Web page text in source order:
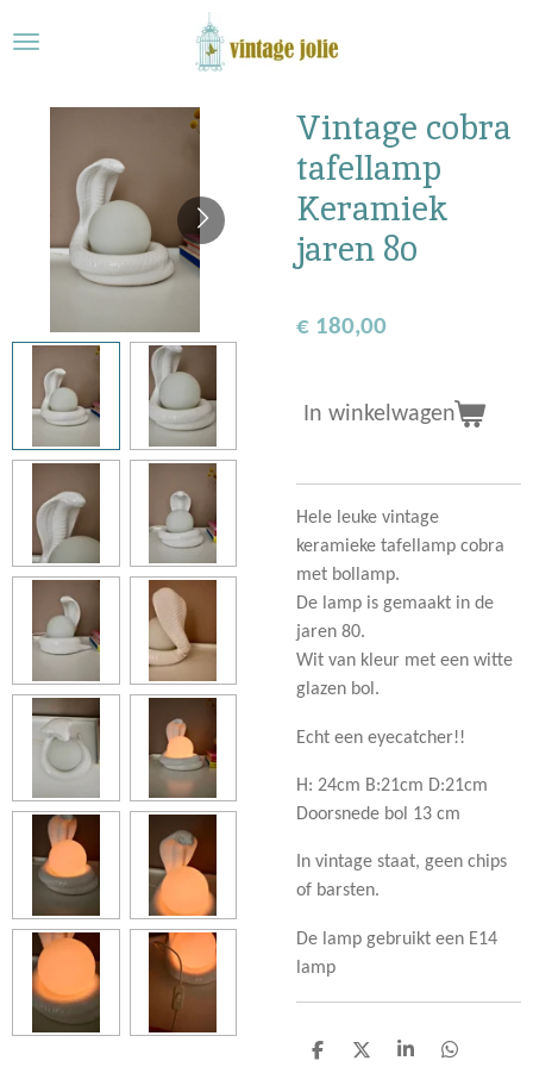
direct
Vintage cobra
tafellamp
Keramiek
jaren 80
€ 180,00
In winkelwagen
Hele leuke vintage
keramieke tafellamp cobra
met bollamp.
De lamp is gemaakt in de
jaren 80.
Wit van kleur met een witte
glazen bol.
Echt een eyecatcher!!
H: 24cm B:21cm D:21cm
Doorsnede bol 13 cm
In vintage staat, geen chips
of barsten.
De lamp gebruikt een E14
lamp
D D S D